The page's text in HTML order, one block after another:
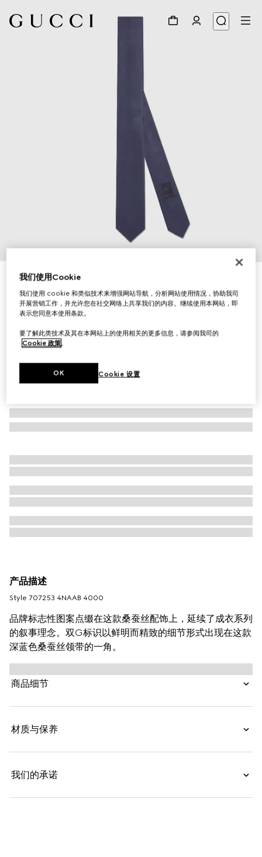
饰双G细节真丝领带
£145
相关款式深蓝色
产品描述
Style ‎707253 4NAAB 4000
品牌标志性图案点缀在这款桑蚕丝配饰上，延续了成衣系列
的叙事理念。双G标识以鲜明而精致的细节形式出现在这款
深蓝色桑蚕丝领带的一角。
商品细节
材质与保养
我们的承诺
我们使用Cookie
我们使用 cookie 和类似技术来增强网站导航，分析网站使用情况，协助我司
开展营销工作，并允许您在社交网络上共享我们的内容。继续使用本网站，即
表示您同意本使用条款。
要了解此类技术及其在本网站上的使用相关的更多信息，请参阅我司的
Cookie 政策。
Cookie 设置
OK